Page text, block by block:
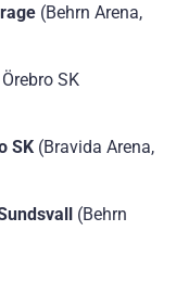
(Behrn Arena,
SK
SK (Bravida Arena,
(Behrn